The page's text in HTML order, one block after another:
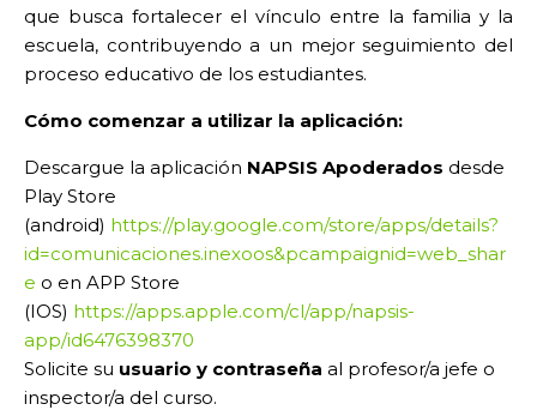
que busca fortalecer el vínculo entre la familia y la
escuela, contribuyendo a un mejor seguimiento del
proceso educativo de los estudiantes.
Cómo comenzar a utilizar la aplicación:
Descargue la aplicación NAPSIS Apoderados desde
Play Store
(android) https://play.google.com/store/apps/details?
id=comunicaciones.inexoos&pcampaignid=web_shar
e o en APP Store
(IOS) https://apps.apple.com/cl/app/napsis-
app/id6476398370
Solicite su usuario y contraseña al profesor/a jefe o
inspector/a del curso.